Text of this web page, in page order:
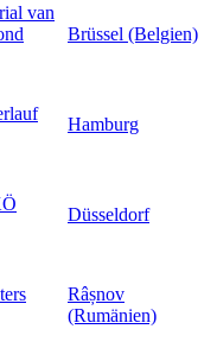
van
Brüssel (Belgien)
Hamburg
Düsseldorf
Râșnov
(Rumänien)